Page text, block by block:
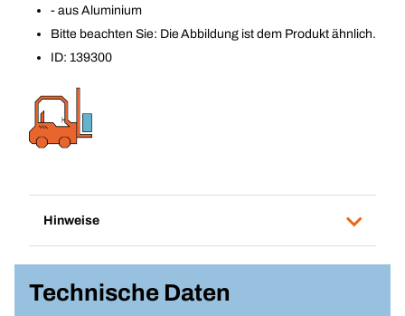
- aus Aluminium
Bitte beachten Sie: Die Abbildung ist dem Produkt ähnlich.
ID: 139300
Hinweise
Technische Daten